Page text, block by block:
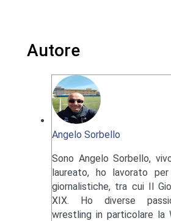
Autore
Angelo Sorbello
Sono Angelo Sorbello,
laureato, ho lavorato
giornalistiche, tra cui Il
XIX. Ho diverse
wrestling in particolare la